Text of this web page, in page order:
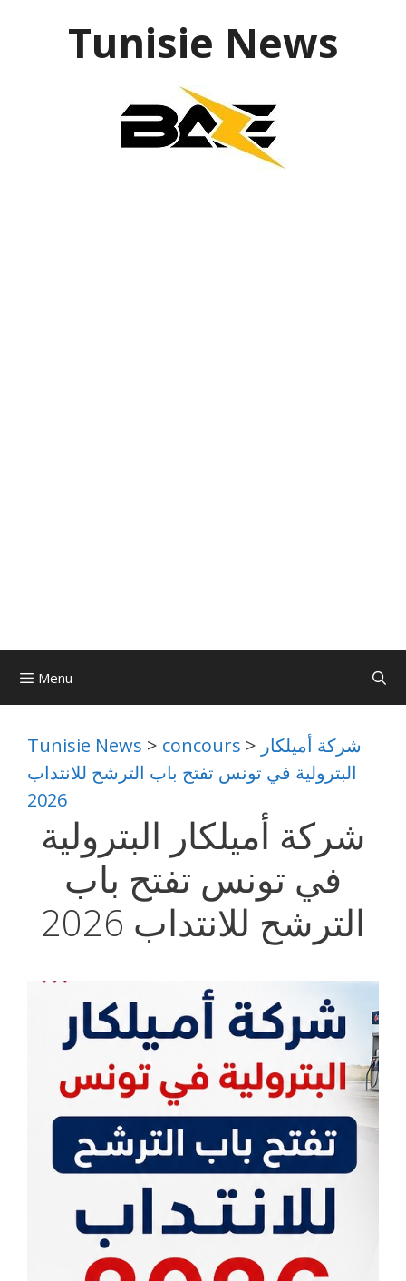
Tunisie News
Menu
Tunisie News > concours > شركة أميلكار
البترولية في تونس تفتح باب الترشح للانتداب
2026
شركة أميلكار البترولية
في تونس تفتح باب
الترشح للانتداب 2026